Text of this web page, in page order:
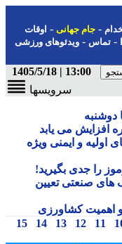
- جام جهانی-اوقات
-ویدئوهای ورزشی
13:00 | 1405/5/18
سرویسها
می یابد
و ایمنی ویژه
جدی بگیرید!
صنعتی تعیین
کشاورزی
11
12
13
14
15